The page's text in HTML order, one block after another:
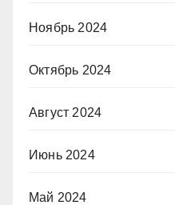
Ноябрь 2024
Октябрь 2024
Август 2024
Июнь 2024
Май 2024